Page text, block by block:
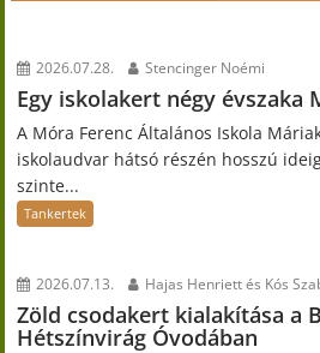
2026.07.28. Stencinger Noémi
Egy iskolakert négy évszaka
A Móra Ferenc Általános Iskola
iskolaudvar hátsó részén hosszú
szinte...
Tankertek
2026.07.13. Hajas Henriett és Kós
Zöld csodakert kialakítása a
Hétszínvirág Óvodában